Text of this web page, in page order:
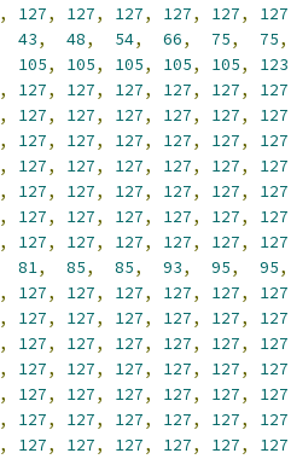
, 127, 127, 127, 127, 127, 127
43, 48, 54, 66, 75, 75,
105, 105, 105, 105, 105, 123
, 127, 127, 127, 127, 127, 127
, 127, 127, 127, 127, 127, 127
, 127, 127, 127, 127, 127, 127
, 127, 127, 127, 127, 127, 127
, 127, 127, 127, 127, 127, 127
, 127, 127, 127, 127, 127, 127
, 127, 127, 127, 127, 127, 127
81, 85, 85, 93, 95, 95,
, 127, 127, 127, 127, 127, 127
, 127, 127, 127, 127, 127, 127
, 127, 127, 127, 127, 127, 127
, 127, 127, 127, 127, 127, 127
, 127, 127, 127, 127, 127, 127
, 127, 127, 127, 127, 127, 127
, 127, 127, 127, 127, 127, 127